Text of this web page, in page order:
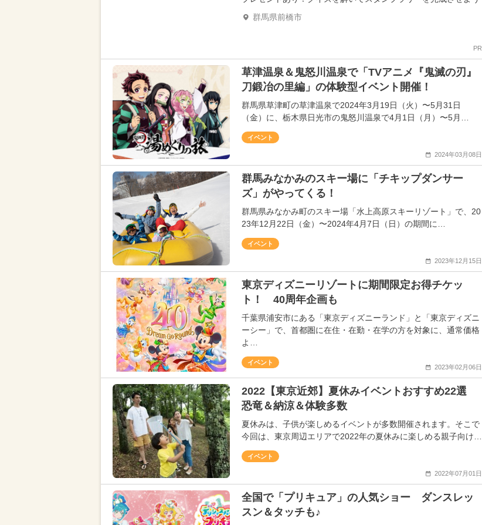
群馬県前橋市
PR
草津温泉＆鬼怒川温泉で「TVアニメ『鬼滅の刃』
刀鍛冶の里編」の体験型イベント開催！
群馬県草津町の草津温泉で2024年3月19日（火）〜5月31日
（金）に、栃木県日光市の鬼怒川温泉で4月1日（月）〜5月…
イベント
2024年03月08日
群馬みなかみのスキー場に「チキップダンサー
ズ」がやってくる！
群馬県みなかみ町のスキー場「水上高原スキーリゾート」で、20
23年12月22日（金）〜2024年4月7日（日）の期間に…
イベント
2023年12月15日
東京ディズニーリゾートに期間限定お得チケッ
ト！ 40周年企画も
千葉県浦安市にある「東京ディズニーランド」と「東京ディズニ
ーシー」で、首都圏に在住・在勤・在学の方を対象に、通常価格
よ…
イベント
2023年02月06日
2022【東京近郊】夏休みイベントおすすめ22選
恐竜＆納涼＆体験多数
夏休みは、子供が楽しめるイベントが多数開催されます。そこで
今回は、東京周辺エリアで2022年の夏休みに楽しめる親子向け…
イベント
2022年07月01日
全国で「プリキュア」の人気ショー ダンスレッ
スン＆タッチも♪